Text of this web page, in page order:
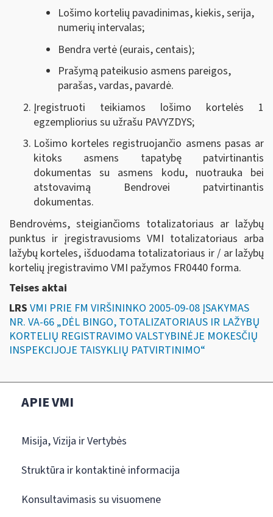
Lošimo kortelių pavadinimas, kiekis, serija,
numerių intervalas;
Bendra vertė (eurais, centais);
Prašymą pateikusio asmens pareigos,
parašas, vardas, pavardė.
Įregistruoti teikiamos lošimo kortelės 1
egzempliorius su užrašu PAVYZDYS;
Lošimo korteles registruojančio asmens pasas ar
kitoks asmens tapatybę patvirtinantis
dokumentas su asmens kodu, nuotrauka bei
atstovavimą Bendrovei patvirtinantis
dokumentas.
Bendrovėms, steigiančioms totalizatoriaus ar lažybų
punktus ir įregistravusioms VMI totalizatoriaus arba
lažybų korteles, išduodama totalizatoriaus ir / ar lažybų
kortelių įregistravimo VMI pažymos FR0440 forma.
Teises aktai
LRS VMI PRIE FM VIRŠININKO 2005-09-08 ĮSAKYMAS
NR. VA-66 „DĖL BINGO, TOTALIZATORIAUS IR LAŽYBŲ
KORTELIŲ REGISTRAVIMO VALSTYBINĖJE MOKESČIŲ
INSPEKCIJOJE TAISYKLIŲ PATVIRTINIMO“
APIE VMI
Misija, Vizija ir Vertybės
Struktūra ir kontaktinė informacija
Konsultavimasis su visuomene